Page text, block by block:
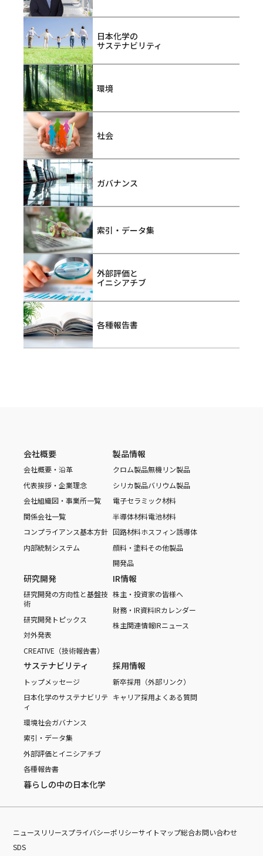
日本化学の
サステナビリティ
環境
社会
ガバナンス
索引・データ集
外部評価と
イニシアチブ
各種報告書
会社概要
会社概要・沿革
代表挨拶・企業理念
会社組織図・事業所一覧
関係会社一覧
コンプライアンス基本方針
内部統制システム
製品情報
クロム製品無機リン製品
シリカ製品バリウム製品
電子セラミック材料
半導体材料電池材料
回路材料ホスフィン誘導体
顔料・塗料その他製品
開発品
研究開発
研究開発の方向性と基盤技
術
研究開発トピックス
対外発表
CREATIVE（技術報告書）
IR情報
株主・投資家の皆様へ
財務・IR資料IRカレンダー
株主関連情報IRニュース
サステナビリティ
トップメッセージ
日本化学のサステナビリテ
ィ
環境社会ガバナンス
索引・データ集
外部評価とイニシアチブ
各種報告書
採用情報
新卒採用（外部リンク）
キャリア採用よくある質問
暮らしの中の日本化学
ニュースリリースプライバシーポリシーサイトマップ総合お問い合わせ
SDS